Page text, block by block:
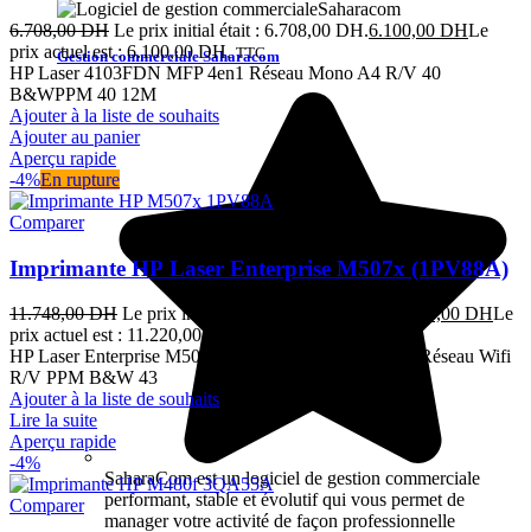
Gestion commerciale Saharacom
SaharaCom est un logiciel de gestion commerciale
performant, stable et évolutif qui vous permet de
manager votre activité de façon professionnelle
6.708,00DH Le prix initial était : 6.708,00 DH.6.100,00 DHLe
prix actuel est : 6.100,00 DH. TTC
HP Laser 4103FDN MFP 4en1 Réseau Mono A4 R/V 40
B&WPPM 40 12M
Ajouter à la liste de souhaits
Ajouter au panier
Aperçu rapide
-4%En rupture
Comparer
Imprimante HP Laser Enterprise M507x (1PV88A)
11.748,00DH Le prix initial était : 11.748,00 DH. 11.220,00 DHLe
prix actuel est : 11.220,00 DH.
HP Laser Enterprise M507x Mono Single fonction A4 Réseau Wifi
R/V PPM B&W 43
Ajouter à la liste de souhaits
Lire la suite
Aperçu rapide
-4%
Comparer